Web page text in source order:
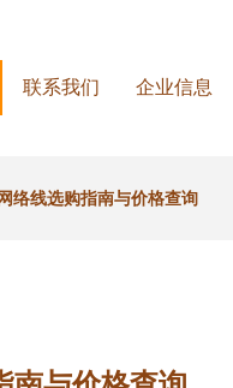
联系我们 企业信息
络线选购指南与价格查询